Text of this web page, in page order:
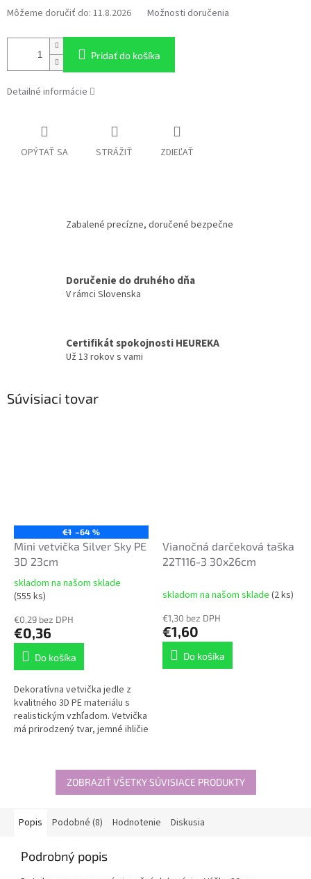
Môžeme doručiť do: 11.8.2026 Možnosti doručenia
Pridať do košíka
Detailné informácie
OPÝTAŤ SA STRÁŽIŤ ZDIEĽAŤ
Zabalené precízne, doručené bezpečne
Doručenie do druhého dňa
V rámci Slovenska
Certifikát spokojnosti HEUREKA
Už 13 rokov s vami
Súvisiaci tovar
€1 –64 %
Mini vetvička Silver Sky PE
3D 23cm
Priemerné
hodnotenie
produktu
je
5,0
5
hviezdičiek.
skladom na našom sklade
(555 ks)
€0,29 bez DPH
€0,36
Do košíka
Dekoratívna vetvička jedle z
kvalitného 3D PE materiálu s
realistickým vzhľadom. Vetvička
má prirodzený tvar, jemné ihličie
Vianočná darčeková taška
22T116-3 30x26cm
skladom na našom sklade (2 ks)
€1,30 bez DPH
€1,60
Do košíka
ZOBRAZIŤ VŠETKY SÚVISIACE PRODUKTY
Popis Podobné (8) Hodnotenie Diskusia
Podrobný popis